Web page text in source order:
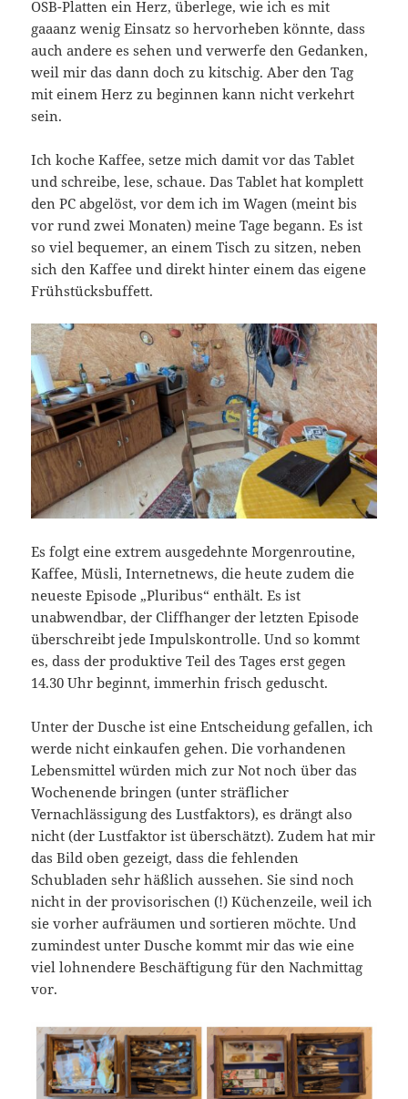
OSB-Platten ein Herz, überlege, wie ich es mit
gaaanz wenig Einsatz so hervorheben könnte, dass
auch andere es sehen und verwerfe den Gedanken,
weil mir das dann doch zu kitschig. Aber den Tag
mit einem Herz zu beginnen kann nicht verkehrt
sein.
Ich koche Kaffee, setze mich damit vor das Tablet
und schreibe, lese, schaue. Das Tablet hat komplett
den PC abgelöst, vor dem ich im Wagen (meint bis
vor rund zwei Monaten) meine Tage begann. Es ist
so viel bequemer, an einem Tisch zu sitzen, neben
sich den Kaffee und direkt hinter einem das eigene
Frühstücksbuffett.
Es folgt eine extrem ausgedehnte Morgenroutine,
Kaffee, Müsli, Internetnews, die heute zudem die
neueste Episode „Pluribus“ enthält. Es ist
unabwendbar, der Cliffhanger der letzten Episode
überschreibt jede Impulskontrolle. Und so kommt
es, dass der produktive Teil des Tages erst gegen
14.30 Uhr beginnt, immerhin frisch geduscht.
Unter der Dusche ist eine Entscheidung gefallen, ich
werde nicht einkaufen gehen. Die vorhandenen
Lebensmittel würden mich zur Not noch über das
Wochenende bringen (unter sträflicher
Vernachlässigung des Lustfaktors), es drängt also
nicht (der Lustfaktor ist überschätzt). Zudem hat mir
das Bild oben gezeigt, dass die fehlenden
Schubladen sehr häßlich aussehen. Sie sind noch
nicht in der provisorischen (!) Küchenzeile, weil ich
sie vorher aufräumen und sortieren möchte. Und
zumindest unter Dusche kommt mir das wie eine
viel lohnendere Beschäftigung für den Nachmittag
vor.